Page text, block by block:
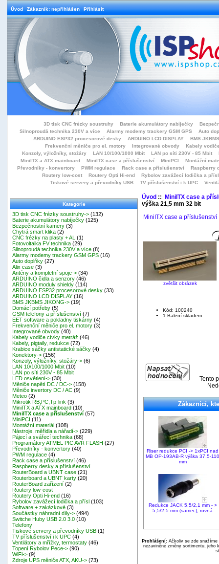
Úvod Zákazník: nepřihlášen Přihlásit
3D tisk CNC frézky soustruhy Baterie akumulátory nabíječky
Silnoproudá technika 230V a více
Alarmy modemy trackery GSM GPS
Auto
ARDUINO ESP32 procesorové desky
ARDUINO LCD DISPLAY
BMS
Frekvenční měniče pro el. motory
Integrované obvody
Kabely
Konzoly, výložníky, stožáry
LAN 10/100/1000 Mbit LAN po síti 230V - 85 Mbit
MiniITX a ATX mainboard
MiniITX case a příslušenství MiniPCI
Montážní
Převodníky - konvertory
PWM regulace Rack case a příslušenství
Raspberry
Routery low-cost
Routery Opti Hi-end
Rybolov zavážecí lodička a přísl
Tiskové servery a převodníky USB
TV příslušenství i k UPC
Kategorie
3D tisk CNC frézky soustruhy-> (132)
Baterie akumulátory nabíječky (125)
Bezpečnostní kamery (3)
Chytrá smart klika (2)
CNC frézky na plasty + AL
(1)
Fotovoltaika FV technika (29)
Silnoproudá technika 230V a více (8)
Alarmy modemy trackery GSM GPS (16)
Auto doplňky (27)
Alix case (3)
Antény a kompletní spoje-> (34)
ARDUINO čidla a senzory (46)
ARDUINO moduly shieldy (114)
ARDUINO ESP32 procesorové desky (33)
ARDUINO LCD DISPLAY (16)
BMS JKBMS JIKONG-> (19)
Domácí potřeby (5)
GSM telefony a příslušenství (7)
EET software a pokladny tiskárny (4)
Frekvenční měniče pro el. motory (3)
Integrované obvody (40)
Kabely vodiče cívky metráž (46)
Kabely, pigtaily, redukce (72)
Krabice sáčky antistatické sáčky (4)
Konektory-> (156)
Konzoly, výložníky, stožáry-> (6)
LAN 10/100/1000 Mbit (10)
LAN po síti 230V - 85 Mbit
LED osvětlení-> (30)
Měniče napětí DC / DC-> (158)
Měniče invertory DC / AC (9)
Meteo (2)
Mikrotik RB,PC,Tp-link (3)
MiniITX a ATX mainboard (10)
MiniITX case a příslušenství (57)
MiniPCI (11)
Montážní materiál (108)
Nástroje, měřidla a nářadí-> (229)
Pájecí a svářecí technika (68)
Programátory ATMEL PIC AVR FLASH (27)
Převodníky - konvertory (40)
PWM regulace (4)
Rack case a příslušenství (46)
Raspberry desky a příslušenství
RouterBoard a UBNT case (21)
Routerboard a UBNT karty (20)
RouterBoard zařízení (2)
Routery low-cost
Routery Opti Hi-end (16)
Rybolov zavážecí lodička a přísl (103)
Software + zakázkové (3)
Součástky náhradní díly-> (494)
Switche Huby USB 2.0 3.0 (10)
Telefony
Tiskové servery a převodníky USB (1)
TV příslušenství i k UPC (4)
Ventilátory a mřížky, termostaty (46)
Topení Rybolov Pece-> (90)
WiFi-> (9)
Zdroje UPS měniče ATX, AKU-> (73)
Úvod:: MiniITX case a
výška 21,5 mm 32 bit
MiniITX case a příslušenství
zvětšit obrázek
Kód: 100240
1 Balení skladem
Tento
Zákaznící,
Riser redukce PCI -> 1xPCI nad
MB OP-193AB-R výška 37,5-
mm
Redukce JACK 5,5/2,1 mm - >
5,5/2,5 mm (samec), rovná
Prohlášení:Ačkoliv se zde snažíme
nezaviněné změny sortimentu, jeho